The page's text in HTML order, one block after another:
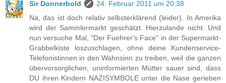
Sir Donnerbold
24. Februar 2011 um 20:38
Na, das ist doch relativ selbsterklärend (leider). In Amerika
wird der Sammlermarkt geschätzt. Hierzulande nicht. Und
nun versuche Mal, "Der Fuehrer's Face" in der Supermarkt-
Grabbelkiste loszuschlagen, ohne deine Kundenservice-
Telefonistinnen in den Wahnsinn zu treiben, weil die ganzen
übervorsorglichen, uninformierten Mütter sauer sind, dass
DU ihren Kindern NAZISYMBOLE unter die Nase gerieben